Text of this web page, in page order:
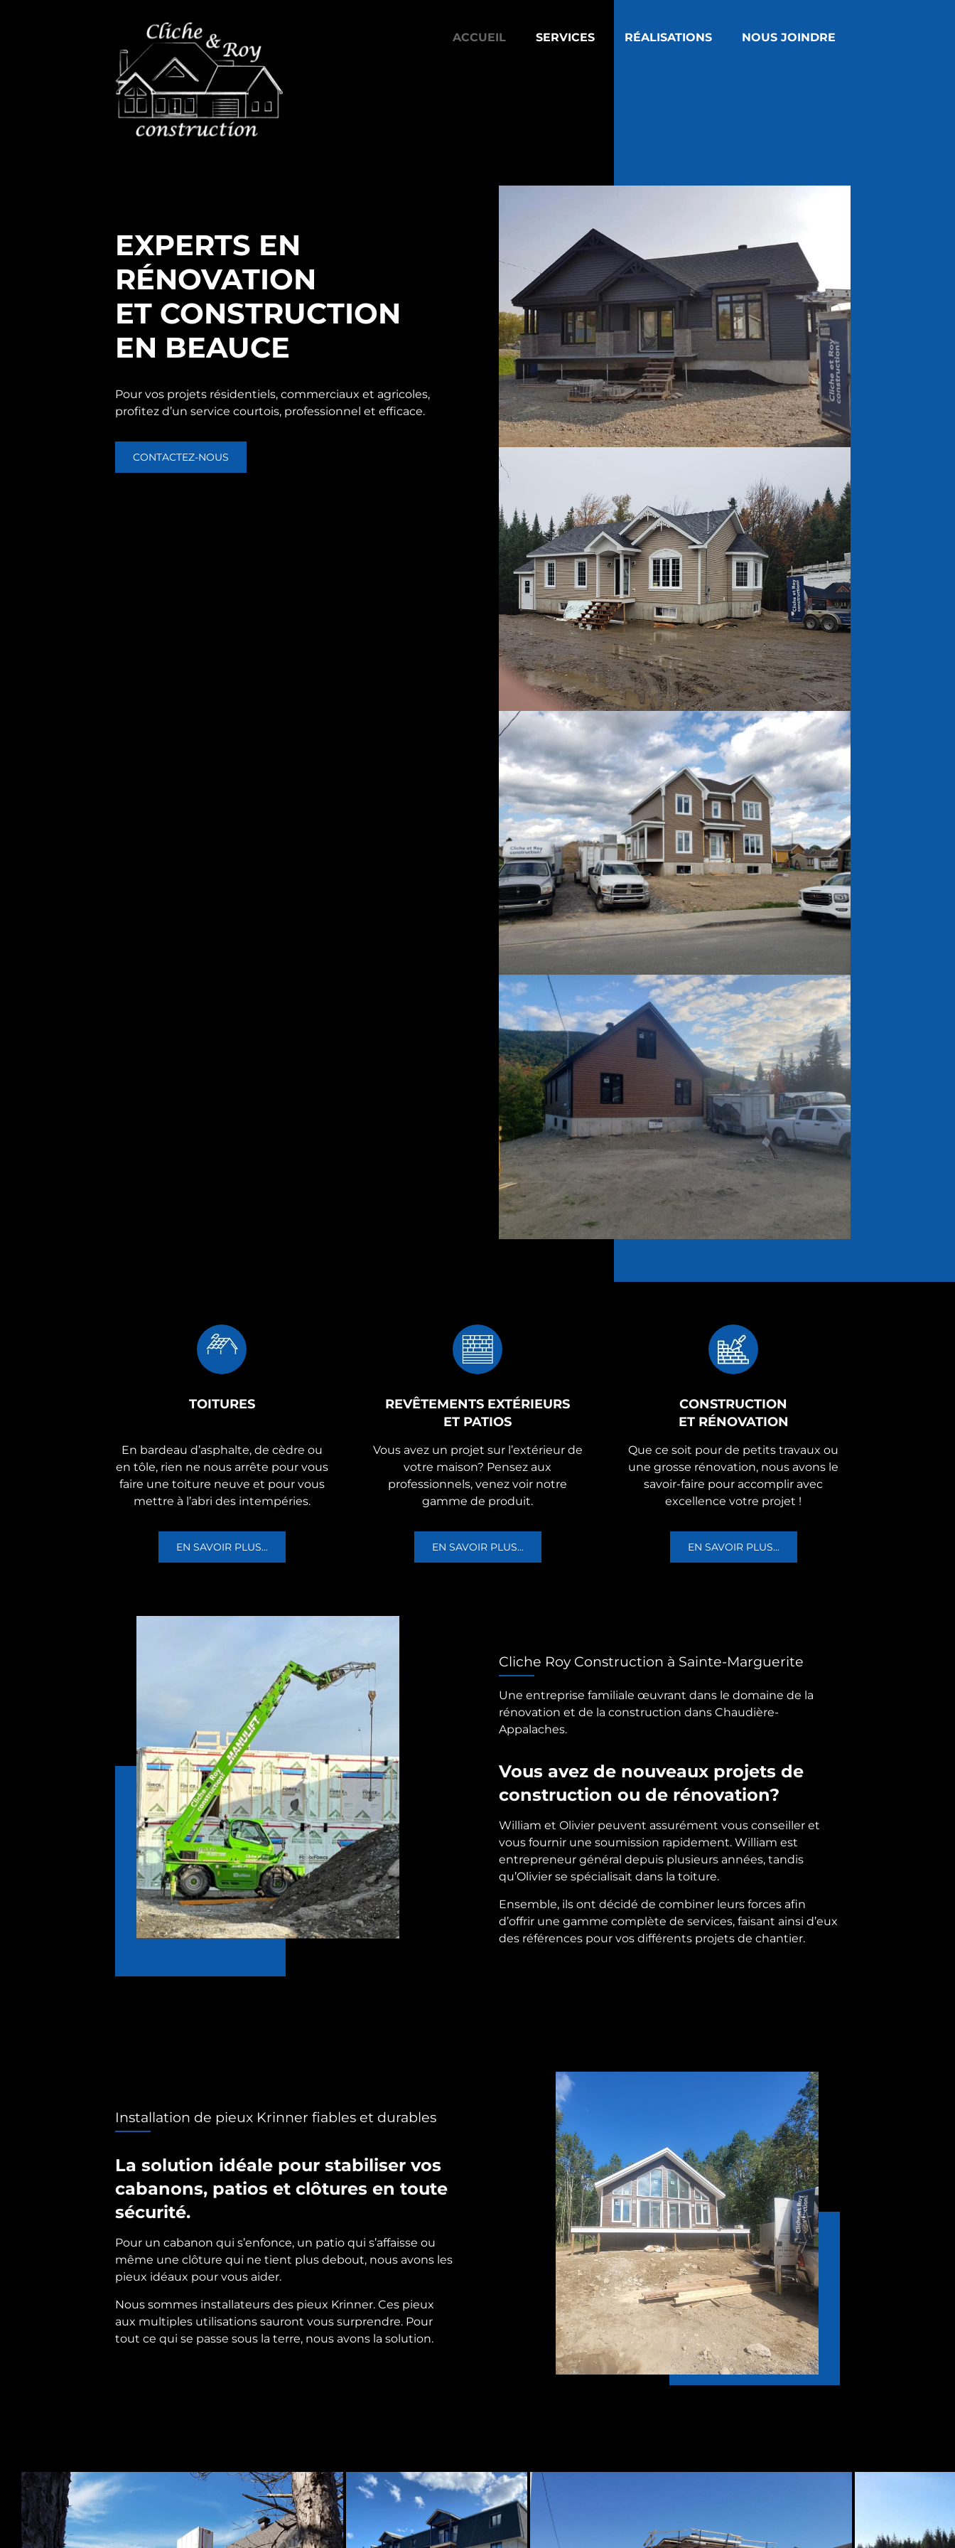
ACCUEIL SERVICES RÉALISATIONS NOUS JOINDRE
EXPERTS EN
RÉNOVATION
ET CONSTRUCTION
EN BEAUCE
Pour vos projets résidentiels, commerciaux et agricoles,
profitez d’un service courtois, professionnel et efficace.
CONTACTEZ-NOUS
TOITURES
En bardeau d’asphalte, de cèdre ou
en tôle, rien ne nous arrête pour vous
faire une toiture neuve et pour vous
mettre à l’abri des intempéries.
EN SAVOIR PLUS...
REVÊTEMENTS EXTÉRIEURS
ET PATIOS
Vous avez un projet sur l’extérieur de
votre maison? Pensez aux
professionnels, venez voir notre
gamme de produit.
EN SAVOIR PLUS...
CONSTRUCTION
ET RÉNOVATION
Que ce soit pour de petits travaux ou
une grosse rénovation, nous avons le
savoir-faire pour accomplir avec
excellence votre projet !
EN SAVOIR PLUS...
Cliche Roy Construction à Sainte-Marguerite
Une entreprise familiale œuvrant dans le domaine de la
rénovation et de la construction dans Chaudière-
Appalaches.
Vous avez de nouveaux projets de
construction ou de rénovation?
William et Olivier peuvent assurément vous conseiller et
vous fournir une soumission rapidement. William est
entrepreneur général depuis plusieurs années, tandis
qu’Olivier se spécialisait dans la toiture.
Ensemble, ils ont décidé de combiner leurs forces afin
d’offrir une gamme complète de services, faisant ainsi d’eux
des références pour vos différents projets de chantier.
Installation de pieux Krinner fiables et durables
La solution idéale pour stabiliser vos
cabanons, patios et clôtures en toute
sécurité.
Pour un cabanon qui s’enfonce, un patio qui s’affaisse ou
même une clôture qui ne tient plus debout, nous avons les
pieux idéaux pour vous aider.
Nous sommes installateurs des pieux Krinner. Ces pieux
aux multiples utilisations sauront vous surprendre. Pour
tout ce qui se passe sous la terre, nous avons la solution.